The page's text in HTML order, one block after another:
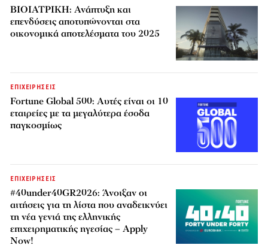
ΒΙΟΙΑΤΡΙΚΗ: Ανάπτυξη και
επενδύσεις αποτυπώνονται στα
οικονομικά αποτελέσματα του 2025
ΕΠΙΧΕΙΡΗΣΕΙΣ
Fortune Global 500: Αυτές είναι οι 10
εταιρείες με τα μεγαλύτερα έσοδα
παγκοσμίως
ΕΠΙΧΕΙΡΗΣΕΙΣ
#40under40GR2026: Άνοιξαν οι
αιτήσεις για τη λίστα που αναδεικνύει
τη νέα γενιά της ελληνικής
επιχειρηματικής ηγεσίας – Apply
Now!